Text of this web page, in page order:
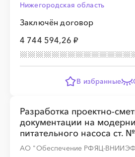
Нижегородская область
Заключён договор
4 744 594,26 ₽
В избранные
Разработка проектно-
документации на
питательного насоса ст.
АО "Обеспечение РФЯЦ-